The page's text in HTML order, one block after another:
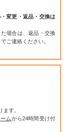
変更・返品・交換は
場合は、返品・交換
ご連絡ください。
す。
ムから24時間受け付